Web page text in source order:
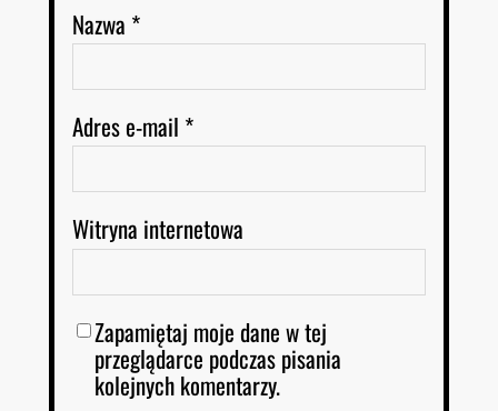
Nazwa *
Adres e-mail *
Witryna internetowa
Zapamiętaj moje dane w tej
przeglądarce podczas pisania
kolejnych komentarzy.